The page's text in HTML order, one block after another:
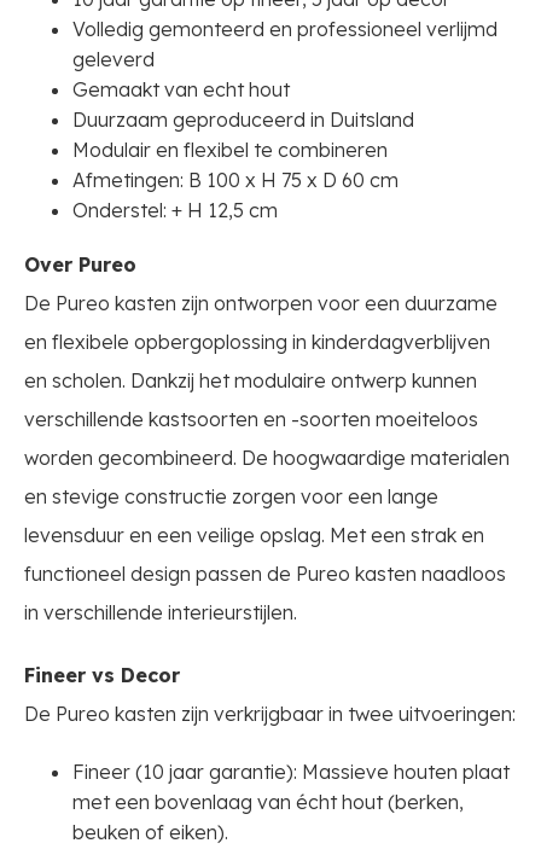
Volledig gemonteerd en professioneel verlijmd
geleverd
Gemaakt van echt hout
Duurzaam geproduceerd in Duitsland
Modulair en flexibel te combineren
Afmetingen: B 100 x H 75 x D 60 cm
Onderstel: + H 12,5 cm
Over Pureo
De Pureo kasten zijn ontworpen voor een duurzame
en flexibele opbergoplossing in kinderdagverblijven
en scholen. Dankzij het modulaire ontwerp kunnen
verschillende kastsoorten en -soorten moeiteloos
worden gecombineerd. De hoogwaardige materialen
en stevige constructie zorgen voor een lange
levensduur en een veilige opslag. Met een strak en
functioneel design passen de Pureo kasten naadloos
in verschillende interieurstijlen.
Fineer vs Decor
De Pureo kasten zijn verkrijgbaar in twee uitvoeringen:
Fineer (10 jaar garantie): Massieve houten plaat
met een bovenlaag van écht hout (berken,
beuken of eiken).